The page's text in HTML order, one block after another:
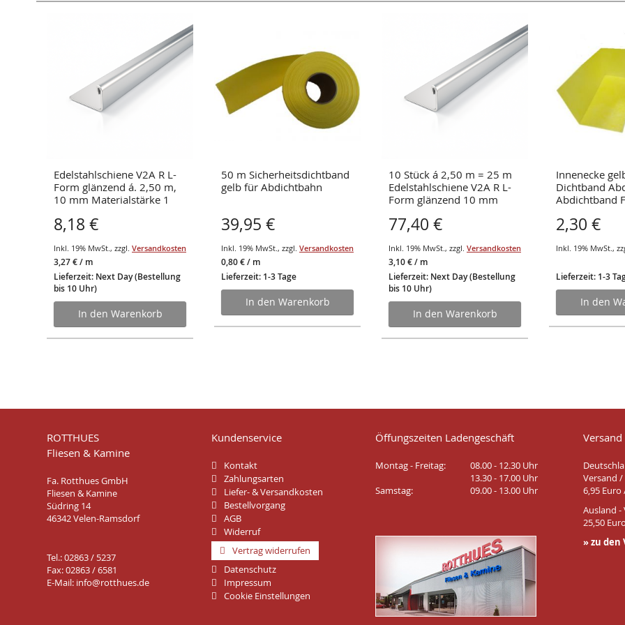
Edelstahlschiene V2A R L-
Form glänzend á. 2,50 m,
10 mm Materialstärke 1
8,18 €
Inkl. 19% MwSt. , zzgl. Versandkosten
3,27 €/ m
Lieferzeit: Next Day (Bestellung
bis 10 Uhr)
In den Warenkorb
50 m Sicherheitsdichtband
gelb für Abdichtbahn
39,95 €
Inkl. 19% MwSt. , zzgl. Versandkosten
0,80 €/ m
Lieferzeit: 1-3 Tage
In den Warenkorb
10 Stück á 2,50 m = 25 m
Edelstahlschiene V2A R L-
Form glänzend 10 mm
77,40 €
Inkl. 19% MwSt. , zzgl. Versandkosten
3,10 €/ m
Lieferzeit: Next Day (Bestellung
bis 10 Uhr)
In den Warenkorb
Innenecke
Dichtband
Abdichtband
2,30 €
Inkl. 19% MwSt. ,
Lieferzeit: 1-3
In den
ROTTHUES
Fliesen & Kamine
Fa. Rotthues GmbH
Fliesen & Kamine
Südring 14
46342 Velen-Ramsdorf
Tel.: 02863 / 5237
Fax: 02863 / 6581
E-Mail: info@rotthues.de
Kundenservice
Kontakt
Zahlungsarten
Liefer- & Versandkosten
Bestellvorgang
AGB
Widerruf
Vertrag widerrufen
Datenschutz
Impressum
Cookie Einstellungen
Öffungszeiten Ladengeschäft
Montag - Freitag:
08.00 - 12.30 Uhr
13.30 - 17.00 Uhr
Samstag:
09.00 - 13.00 Uhr
Versand
Versand
6,95
Ausland -
25,50
» zu den